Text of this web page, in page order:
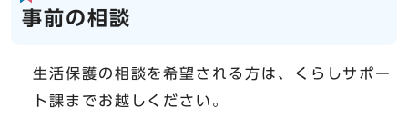
事前の相談
生活保護の相談を希望される方は、くらしサポー
ト課までお越しください。